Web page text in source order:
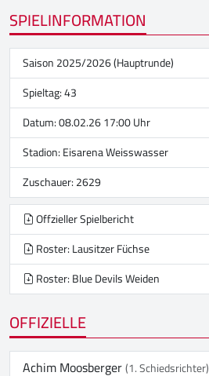
SPIELINFORMATION
Saison 2025/2026 (Hauptrunde)
Spieltag: 43
Datum: 08.02.26 17:00 Uhr
Stadion:Eisarena Weisswasser
Zuschauer: 2629
Offzieller Spielbericht
Roster: Lausitzer Füchse
Roster: Blue Devils Weiden
OFFIZIELLE
Achim Moosberger(1. Schiedsrichter)